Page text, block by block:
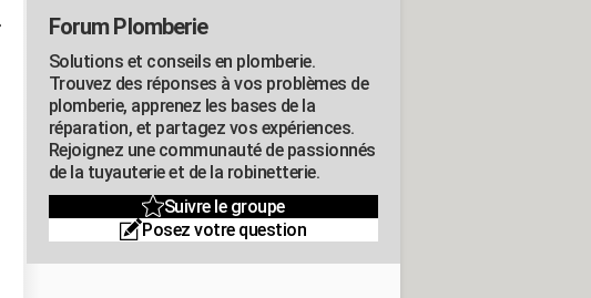
Forum Plomberie
Solutions et conseils en plomberie.
Trouvez des réponses à vos problèmes de
plomberie, apprenez les bases de la
réparation, et partagez vos expériences.
Rejoignez une communauté de passionnés
de la tuyauterie et de la robinetterie.
Suivre le groupe
Posez votre question